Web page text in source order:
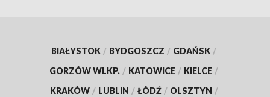
BIAŁYSTOK / BYDGOSZCZ / GDAŃSK /
GORZÓW WLKP. / KATOWICE / KIELCE /
KRAKÓW / LUBLIN / ŁÓDŹ / OLSZTYN /